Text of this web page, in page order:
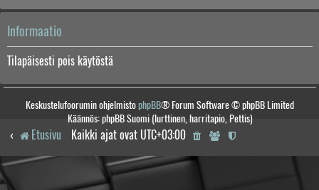
Informaatio
Tilapäisesti pois käytöstä
Keskustelufoorumin ohjelmistophpBB® Forum Software © phpBB Limited
Käännös: phpBB Suomi (lurttinen, harritapio, Pettis)
Etusivu Kaikki ajat ovat UTC+03:00